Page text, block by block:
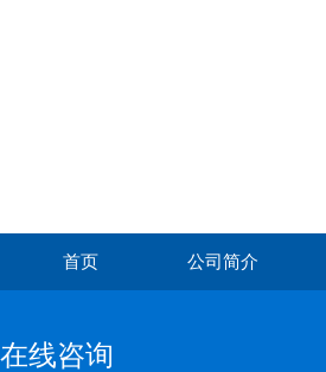
首页 公司简介
在线咨询